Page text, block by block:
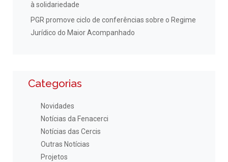
à solidariedade
PGR promove ciclo de conferências sobre o Regime
Jurídico do Maior Acompanhado
Categorias
Novidades
Notícias da Fenacerci
Notícias das Cercis
Outras Notícias
Projetos